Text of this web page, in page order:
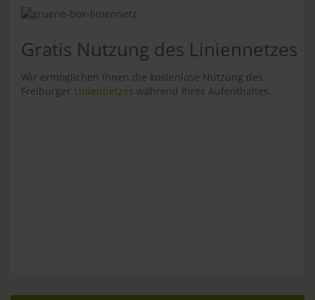
Gratis Nutzung des Liniennetzes
Wir ermöglichen Ihnen die kostenlose Nutzung des
Freiburger Liniennetzes während Ihres Aufenthaltes.